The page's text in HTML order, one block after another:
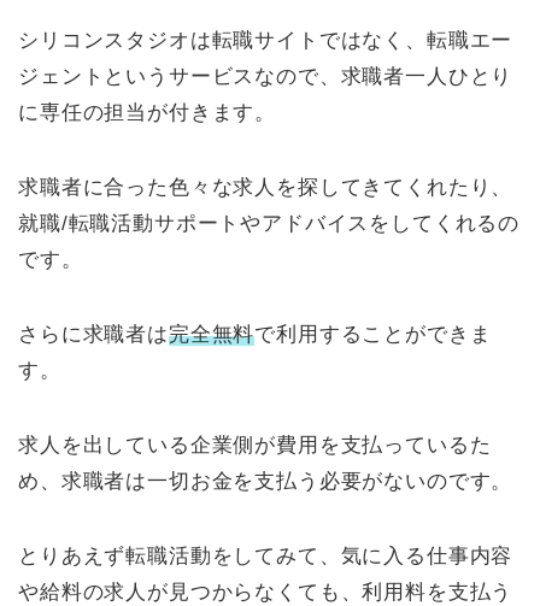
シリコンスタジオは転職サイトではなく、転職エー
ジェントというサービスなので、求職者一人ひとり
に専任の担当が付きます。
求職者に合った色々な求人を探してきてくれたり、
就職/転職活動サポートやアドバイスをしてくれるの
です。
さらに求職者は完全無料で利用することができま
す。
求人を出している企業側が費用を支払っているた
め、求職者は一切お金を支払う必要がないのです。
とりあえず転職活動をしてみて、気に入る仕事内容
や給料の求人が見つからなくても、利用料を支払う